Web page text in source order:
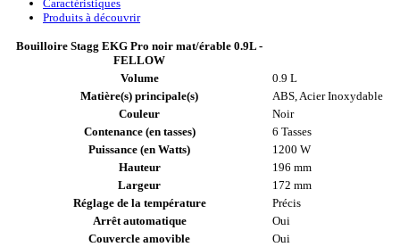
Caractéristiques
Produits à découvrir
Bouilloire Stagg EKG Pro noir mat/érable 0.9L -
FELLOW
Volume
0.9 L
Matière(s) principale(s)
ABS, Acier Inoxydable
Couleur
Noir
Contenance (en tasses)
6 Tasses
Puissance (en Watts)
1200 W
Hauteur
196 mm
Largeur
172 mm
Réglage de la température
Précis
Arrêt automatique
Oui
Couvercle amovible
Oui